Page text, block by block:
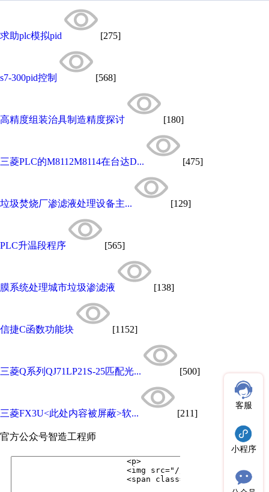
求助plc模拟pid [275]
s7-300pid控制 [568]
高精度组装治具制造精度探讨 [180]
三菱PLC的M8112M8114在台达D... [475]
垃圾焚烧厂渗滤液处理设备主... [129]
PLC升温段程序 [565]
膜系统处理城市垃圾渗滤液 [138]
信捷C函数功能块 [1152]
三菱Q系列QJ71LP21S-25匹配光... [500]
三菱FX3U<此处内容被屏蔽>软... [211]
官方公众号智造工程师
客服
小程序